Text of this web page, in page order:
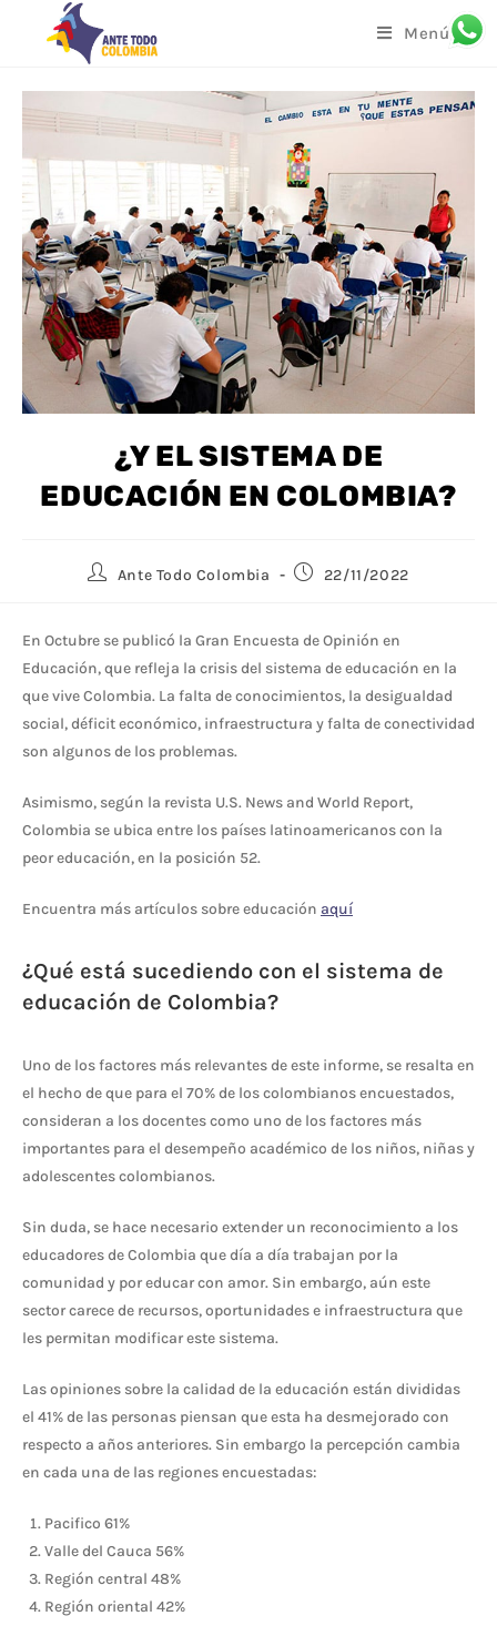
Menú
¿Y EL SISTEMA DE
EDUCACIÓN EN COLOMBIA?
Ante Todo Colombia 22/11/2022
En Octubre se publicó la Gran Encuesta de Opinión en
Educación, que refleja la crisis del sistema de educación en la
que vive Colombia. La falta de conocimientos, la desigualdad
social, déficit económico, infraestructura y falta de conectividad
son algunos de los problemas.
Asimismo, según la revista U.S. News and World Report,
Colombia se ubica entre los países latinoamericanos con la
peor educación, en la posición 52.
Encuentra más artículos sobre educación aquí
¿Qué está sucediendo con el sistema de
educación de Colombia?
Uno de los factores más relevantes de este informe, se resalta en
el hecho de que para el 70% de los colombianos encuestados,
consideran a los docentes como uno de los factores más
importantes para el desempeño académico de los niños, niñas y
adolescentes colombianos.
Sin duda, se hace necesario extender un reconocimiento a los
educadores de Colombia que día a día trabajan por la
comunidad y por educar con amor. Sin embargo, aún este
sector carece de recursos, oportunidades e infraestructura que
les permitan modificar este sistema.
Las opiniones sobre la calidad de la educación están divididas
el 41% de las personas piensan que esta ha desmejorado con
respecto a años anteriores. Sin embargo la percepción cambia
en cada una de las regiones encuestadas:
Pacifico 61%
Valle del Cauca 56%
Región central 48%
Región oriental 42%